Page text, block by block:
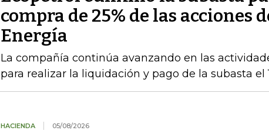
compra de 25% de las acciones
Energía
La compañía continúa avanzando en las
para realizar la liquidación y pago de la subasta el
HACIENDA 05/08/2026